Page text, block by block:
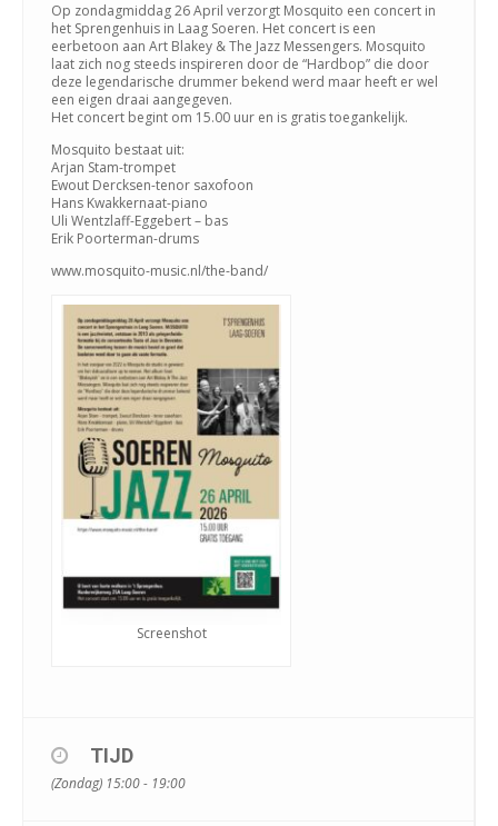
Op zondagmiddag26 April verzorgt Mosquito een concert in
het Sprengenhuis in Laag Soeren. Het concert is een
eerbetoon aan Art Blakey & The Jazz Messengers. Mosquito
laat zich nog steeds inspireren door de “Hardbop” die door
deze legendarische drummer bekend werd maar heeft er wel
een eigen draai aangegeven.
Het concert begint om 15.00 uur en is gratis toegankelijk.
Mosquito bestaat uit:
Arjan Stam-trompet
Ewout Dercksen-tenor saxofoon
Hans Kwakkernaat-piano
Uli Wentzlaff-Eggebert – bas
Erik Poorterman-drums
www.mosquito-music.nl/the-band/
Screenshot
TIJD
(Zondag) 15:00 - 19:00